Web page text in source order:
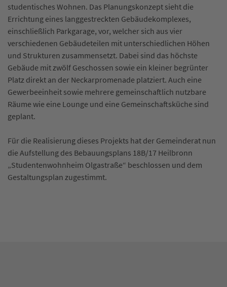
studentisches Wohnen. Das Planungskonzept sieht die
Errichtung eines langgestreckten Gebäudekomplexes,
einschließlich Parkgarage, vor, welcher sich aus vier
verschiedenen Gebäudeteilen mit unterschiedlichen Höhen
und Strukturen zusammensetzt. Dabei sind das höchste
Gebäude mit zwölf Geschossen sowie ein kleiner begrünter
Platz direkt an der Neckarpromenade platziert. Auch eine
Gewerbeeinheit sowie mehrere gemeinschaftlich nutzbare
Räume wie eine Lounge und eine Gemeinschaftsküche sind
geplant.
Für die Realisierung dieses Projekts hat der Gemeinderat nun
die Aufstellung des Bebauungsplans 18B/17 Heilbronn
„Studentenwohnheim Olgastraße“ beschlossen und dem
Gestaltungsplan zugestimmt.